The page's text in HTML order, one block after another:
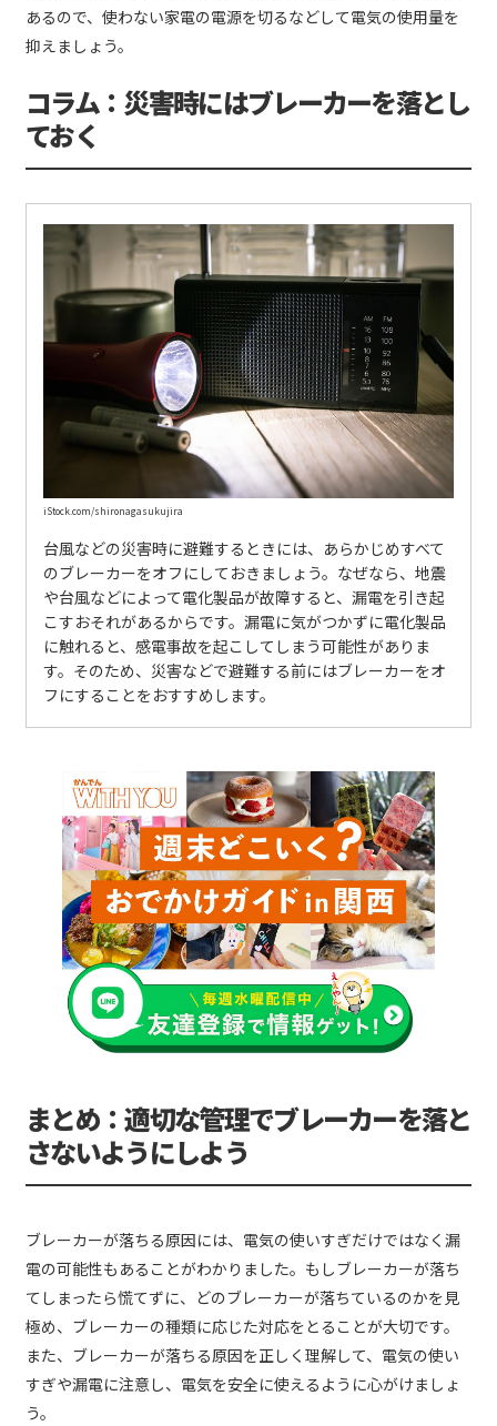
あるので、使わない家電の電源を切るなどして電気の使用量を
抑えましょう。
コラム：災害時にはブレーカーを落とし
ておく
iStock.com/shironagasukujira
台風などの災害時に避難するときには、あらかじめすべて
のブレーカーをオフにしておきましょう。なぜなら、地震
や台風などによって電化製品が故障すると、漏電を引き起
こすおそれがあるからです。漏電に気がつかずに電化製品
に触れると、感電事故を起こしてしまう可能性がありま
す。そのため、災害などで避難する前にはブレーカーをオ
フにすることをおすすめします。
まとめ：適切な管理でブレーカーを落と
さないようにしよう
ブレーカーが落ちる原因には、電気の使いすぎだけではなく漏
電の可能性もあることがわかりました。もしブレーカーが落ち
てしまったら慌てずに、どのブレーカーが落ちているのかを見
極め、ブレーカーの種類に応じた対応をとることが大切です。
また、ブレーカーが落ちる原因を正しく理解して、電気の使い
すぎや漏電に注意し、電気を安全に使えるように心がけましょ
う。